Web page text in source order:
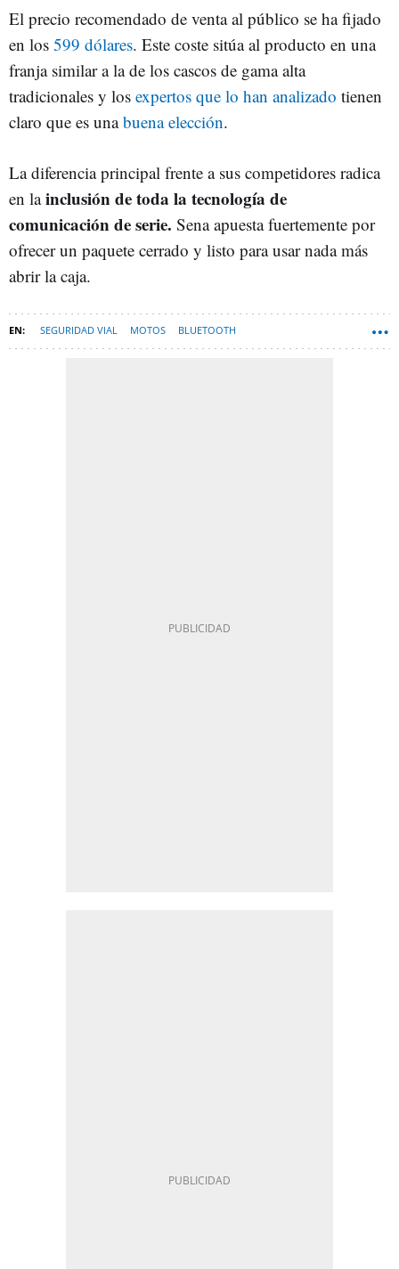
El precio recomendado de venta al público se ha fijado
en los 599 dólares. Este coste sitúa al producto en una
franja similar a la de los cascos de gama alta
tradicionales y los expertos que lo han analizado tienen
claro que es unabuena elección.
La diferencia principal frente a sus competidores radica
en lainclusión de toda la tecnología de
comunicación de serie. Sena apuesta fuertemente por
ofrecer un paquete cerrado y listo para usar nada más
abrir la caja.
SEGURIDAD VIAL MOTOS BLUETOOTH